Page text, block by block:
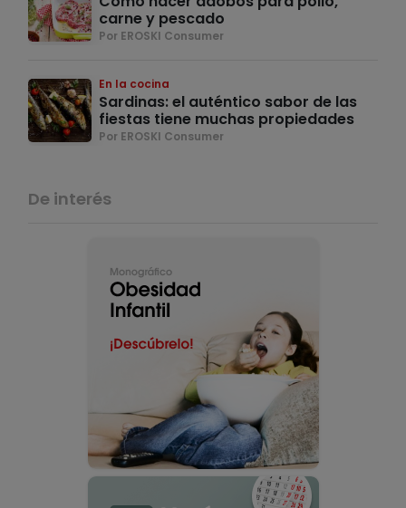
carne y pescado
Por EROSKI Consumer
En la cocina
Sardinas: el auténtico sabor de las
fiestas tiene muchas propiedades
Por EROSKI Consumer
De interés